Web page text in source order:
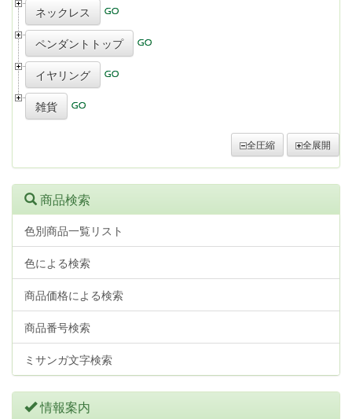
ネックレス
ペンダントトップ
イヤリング
雑貨
全圧縮 全展開
商品検索
色別商品一覧リスト
色による検索
商品価格による検索
商品番号検索
ミサンガ文字検索
情報案内